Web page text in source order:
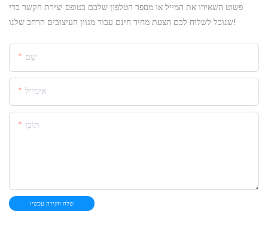
פשוט השאירו את המייל או מספר הטלפון שלכם בטופס יצירת הקשר כדי
שנוכל לשלוח לכם הצעת מחיר חינם עבור מגוון העיצובים הרחב שלנו!
שֵׁם
אימייל
תוֹכֶן
שלח חקירה עכשיו